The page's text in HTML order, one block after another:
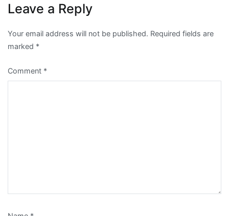
Leave a Reply
Your email address will not be published. Required fields are
marked *
Comment *